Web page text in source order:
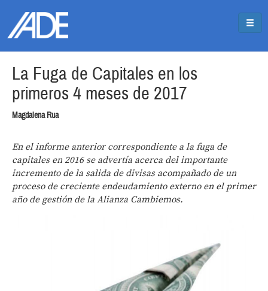
La Fuga de Capitales en los
primeros 4 meses de 2017
Magdalena Rua
En el informe anterior correspondiente a la fuga de
capitales en 2016 se advertía acerca del importante
incremento de la salida de divisas acompañado de un
proceso de creciente endeudamiento externo en el primer
año de gestión de la Alianza Cambiemos.